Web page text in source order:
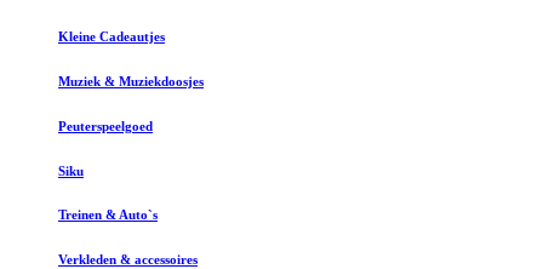
Kleine Cadeautjes
Muziek & Muziekdoosjes
Peuterspeelgoed
Siku
Treinen & Auto`s
Verkleden & accessoires